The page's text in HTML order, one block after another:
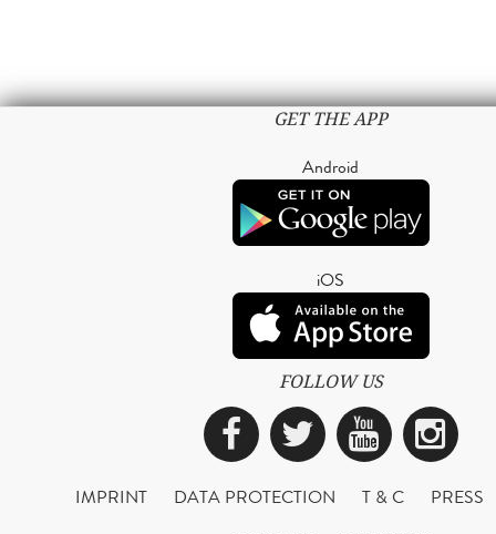
GET THE APP
Android
iOS
FOLLOW US
Facebook
Twitter
IMPRINT DATA PROTECTION T & C
PRESS